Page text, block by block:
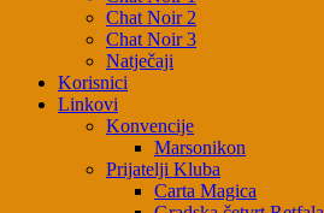
Chat Noir 2
Chat Noir 3
Natječaji
Korisnici
Linkovi
Konvencije
Marsonikon
Prijatelji Kluba
Carta Magica